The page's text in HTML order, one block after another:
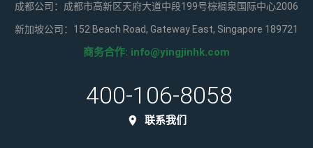
成都公司：成都市高新区天府大道中段199号棕榈泉国际中心2006
新加坡公司：152 Beach Road, Gateway East, Singapore 189721
商务合作: info@yingjinhk.com
400-106-8058
联系我们